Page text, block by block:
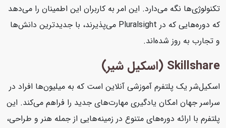
تکنولوژی‌ها نگه می‌دارد. این امر به کاربران این اطمینان را می‌دهد
که دوره‌هایی که در Pluralsight می‌پذیرند، با جدیدترین دانش‌ها
و تجارب به روز شده‌اند.
Skillshare (اسکیل شیر)
اسکیل‌شر یک پلتفرم آموزشی آنلاین است که به میلیون‌ها افراد در
سراسر جهان امکان یادگیری مهارت‌های جدید را فراهم می‌کند. این
پلتفرم با ارائه دوره‌های متنوع در زمینه‌هایی از جمله هنر و طراحی،